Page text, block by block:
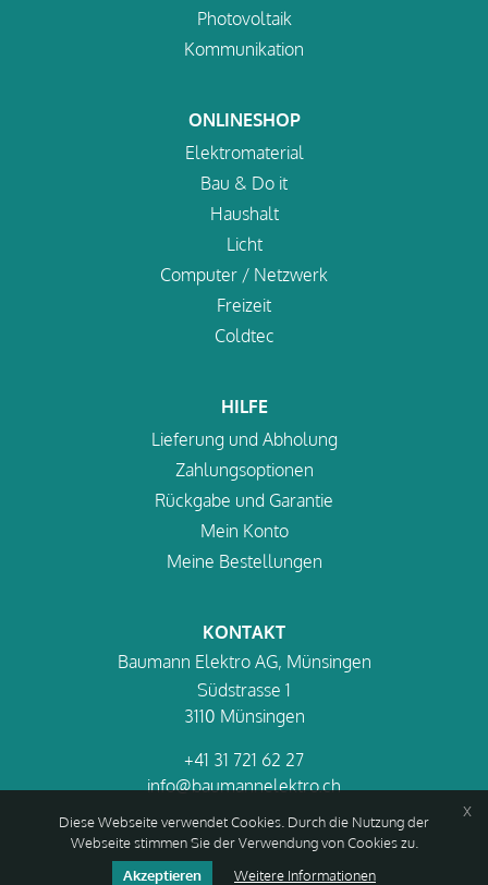
Photovoltaik
Kommunikation
ONLINESHOP
Elektromaterial
Bau & Do it
Haushalt
Licht
Computer / Netzwerk
Freizeit
Coldtec
HILFE
Lieferung und Abholung
Zahlungsoptionen
Rückgabe und Garantie
Mein Konto
Meine Bestellungen
KONTAKT
Baumann Elektro AG, Münsingen
Südstrasse 1
3110 Münsingen
+41 31 721 62 27
info@baumannelektro.ch
Diese Webseite verwendet Cookies. Durch die Nutzung der
Webseite stimmen Sie der Verwendung von Cookies zu.
Akzeptieren
Weitere Informationen
x